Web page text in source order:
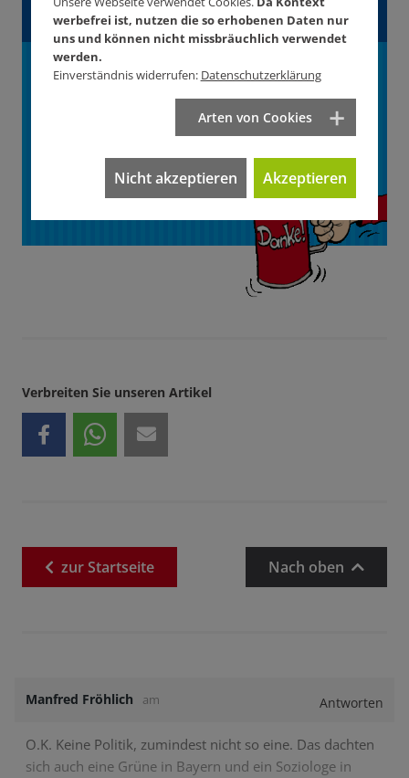
Artikel?
Unterstützen Sie
KONTEXT!
Verbreiten Sie unseren Artikel
zurStartseite Nach oben
Manfred Fröhlich am Antworten
O.K. Keine Politik, zumindest nicht so eine. Das dachten
sich auch eine Grüne in Bayern und ein Soziologe in
werbefrei ist, nutzen die so erhobenen Daten nur
uns und können nicht missbräuchlich verwendet
werden.
Einverständnis widerrufen: Datenschutzerklärung
Arten von Cookies
Nicht akzeptieren Akzeptieren